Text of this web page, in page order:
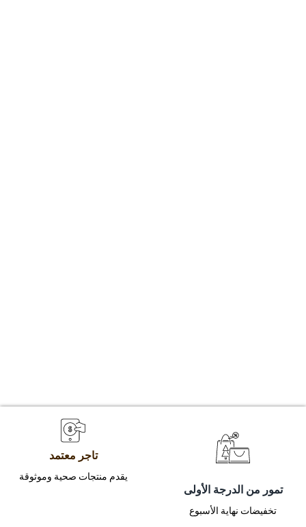
تمور من الدرجة الأولى
تخفيضات نهاية الأسبوع
تاجر معتمد
يقدم منتجات صحية وموثوقة